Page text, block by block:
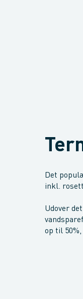
Det
inkl.
Udover
op til